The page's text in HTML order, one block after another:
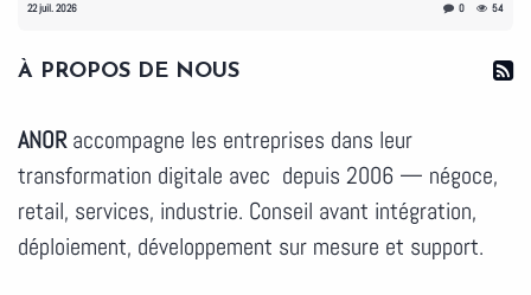
22 juil. 2026 0 54
À PROPOS DE NOUS
ANORaccompagne les entreprises dans leur
transformation digitale avec depuis 2006 — négoce,
retail, services, industrie. Conseil avant intégration,
déploiement, développement sur mesure et support.